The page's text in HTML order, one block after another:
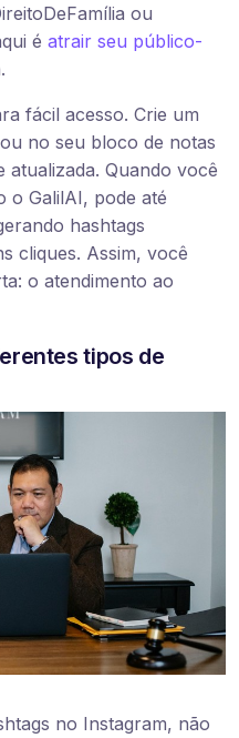
ou
é atrair seu público-
fácil acesso. Crie um
no seu bloco de notas
atualizada. Quando você
o GalilAI, pode até
hashtags
cliques. Assim, você
o atendimento ao
tipos de
no Instagram, não